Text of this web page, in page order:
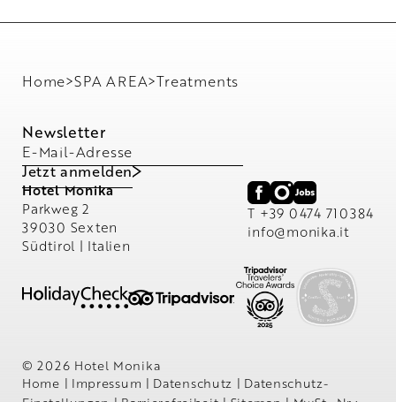
Home>SPA AREA>Treatments
Hotel Monika
Parkweg 2
39030 Sexten
Südtirol | Italien
T +39 0474 710384
info@ monika.it
Newsletter
E-Mail-Adresse
Jetzt anmelden
© 2026 Hotel Monika
Home | Impressum | Datenschutz | Datenschutz-